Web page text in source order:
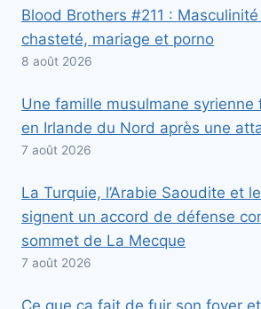
Blood Brothers #211 :
chasteté, mariage et porno
8 août 2026
Une famille musulmane syrienne
en Irlande du Nord après une
7 août 2026
La Turquie, l’Arabie Saoudite et
signent un accord de défense
sommet de La Mecque
7 août 2026
Ce que ça fait de fuir son foyer et